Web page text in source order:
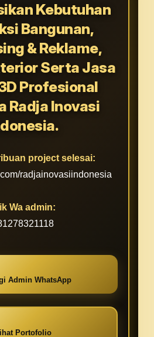
Kebutuhan
Bangunan,
& Reklame,
Serta Jasa
Profesional
Radja Inovasi
project selesai:
radjainovasiindonesia
Wa admin:
Admin WhatsApp
Portofolio